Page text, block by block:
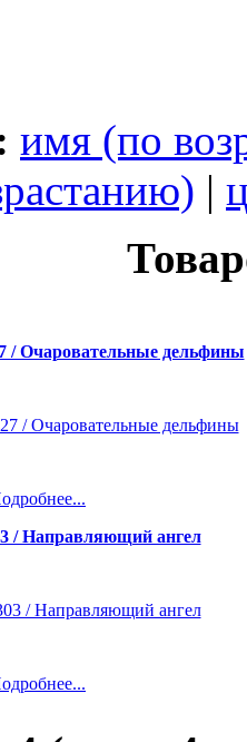
имя (по
|
/ Очаровательные дельфины
/ Направляющий ангел